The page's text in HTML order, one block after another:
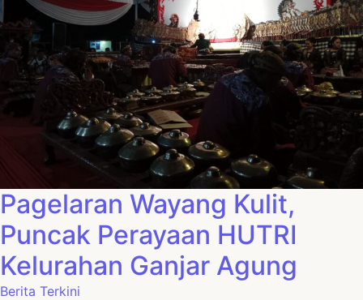
Pagelaran Wayang Kulit,
Puncak Perayaan HUTRI
Kelurahan Ganjar Agung
Berita Terkini